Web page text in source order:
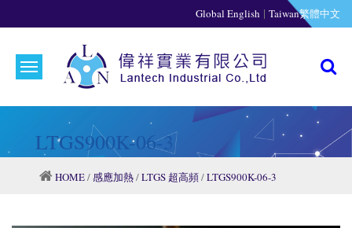
Global English | Taiwan繁體中文
LTGS900K-06-3
HOME/感應加熱/LTGS 超高頻/LTGS900K-06-3